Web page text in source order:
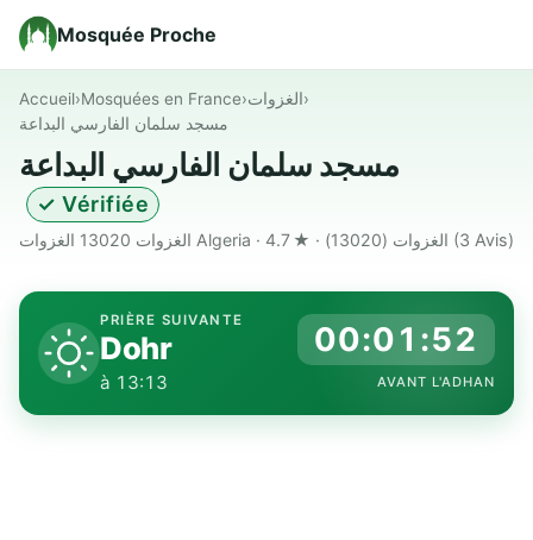
Mosquée Proche
Accueil›Mosquées en France›الغزوات›
مسجد سلمان الفارسي البداعة
مسجد سلمان الفارسي البداعة
✓ Vérifiée
(3 Avis)
PRIÈRE SUIVANTE
Dohr
à 13:13
00:01:51
AVANT L'ADHAN